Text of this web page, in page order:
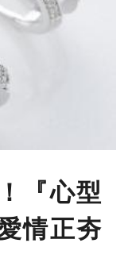
『心型
情正夯